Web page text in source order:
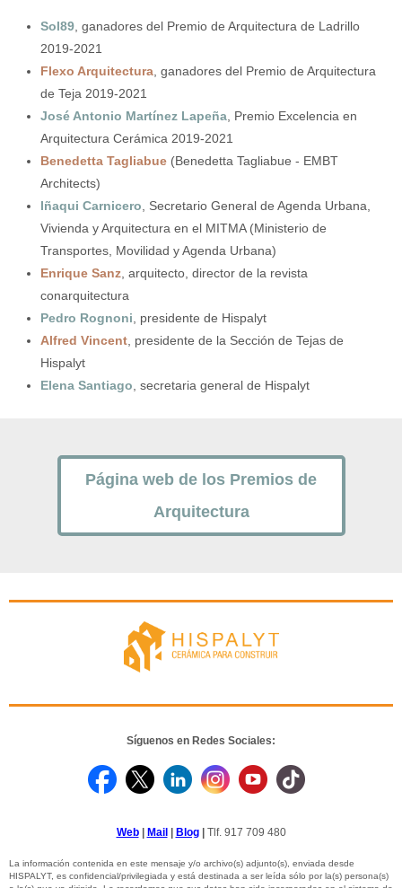
Sol89 , ganadores del Premio de Arquitectura de Ladrillo
2019-2021
Flexo Arquitectura , ganadores del Premio de Arquitectura
de Teja 2019-2021
José Antonio Martínez Lapeña , Premio Excelencia en
Arquitectura Cerámica 2019-2021
Benedetta Tagliabue (Benedetta Tagliabue - EMBT
Architects)
Iñaqui Carnicero , Secretario General de Agenda Urbana,
Vivienda y Arquitectura en el MITMA (Ministerio de
Transportes, Movilidad y Agenda Urbana)
Enrique Sanz , arquitecto, director de la revista
conarquitectura
Pedro Rognoni , presidente de Hispalyt
Alfred Vincent , presidente de la Sección de Tejas de
Hispalyt
Elena Santiago , secretaria general de Hispalyt
Página web de los Premios de
Arquitectura
Síguenos en Redes Sociales:
Web| Mail Blog| Tlf. 917 709 480
La información contenida en este mensaje y/o archivo(s) adjunto(s), enviada desde
HISPALYT, es confidencial/privilegiada y está destinada a ser leída sólo por la(s) persona(s)